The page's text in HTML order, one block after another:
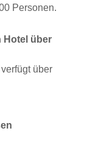
Personen.
Hotel über
über